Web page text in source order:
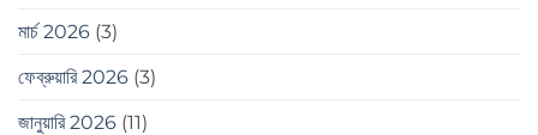
মার্চ 2026 (3)
ফেব্রুয়ারি 2026 (3)
জানুয়ারি 2026 (11)